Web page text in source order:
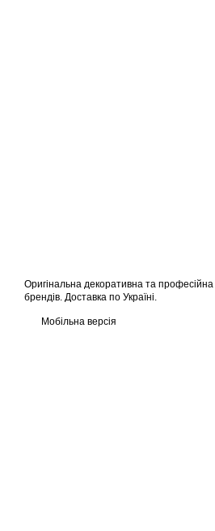
Оригінальна декоративна та професійна
брендів. Доставка по Україні.
Мобільна версія